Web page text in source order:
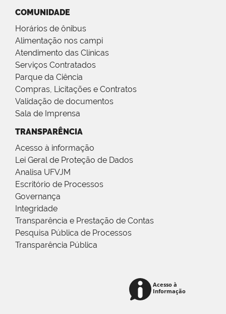
COMUNIDADE
Horários de ônibus
Alimentação nos campi
Atendimento das Clínicas
Serviços Contratados
Parque da Ciência
Compras, Licitações e Contratos
Validação de documentos
Sala de Imprensa
TRANSPARÊNCIA
Acesso à informação
Lei Geral de Proteção de Dados
Analisa UFVJM
Escritório de Processos
Governança
Integridade
Transparência e Prestação de Contas
Pesquisa Pública de Processos
Transparência Pública